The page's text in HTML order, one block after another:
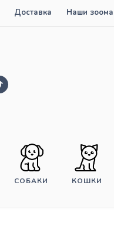
Доставка Наши
СОБАКИ КОШКИ